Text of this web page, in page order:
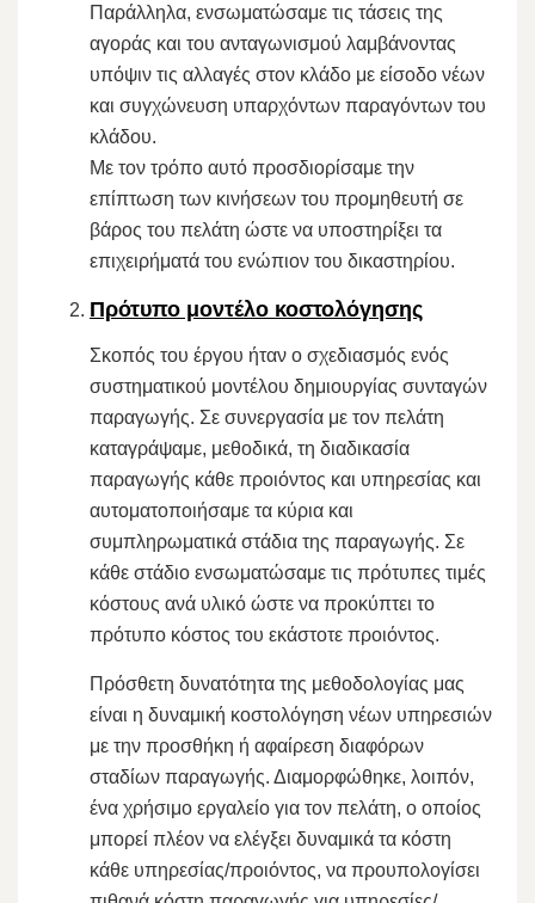
Παράλληλα, ενσωματώσαμε τις τάσεις της
αγοράς και του ανταγωνισμού λαμβάνοντας
υπόψιν τις αλλαγές στον κλάδο με είσοδο νέων
και συγχώνευση υπαρχόντων παραγόντων του
κλάδου.
Με τον τρόπο αυτό προσδιορίσαμε την
επίπτωση των κινήσεων του προμηθευτή σε
βάρος του πελάτη ώστε να υποστηρίξει τα
επιχειρήματά του ενώπιον του δικαστηρίου.
Πρότυπο μοντέλο κοστολόγησης
Σκοπός του έργου ήταν ο σχεδιασμός ενός
συστηματικού μοντέλου δημιουργίας συνταγών
παραγωγής. Σε συνεργασία με τον πελάτη
καταγράψαμε, μεθοδικά, τη διαδικασία
παραγωγής κάθε προιόντος και υπηρεσίας και
αυτοματοποιήσαμε τα κύρια και
συμπληρωματικά στάδια της παραγωγής. Σε
κάθε στάδιο ενσωματώσαμε τις πρότυπες τιμές
κόστους ανά υλικό ώστε να προκύπτει το
πρότυπο κόστος του εκάστοτε προιόντος.
Πρόσθετη δυνατότητα της μεθοδολογίας μας
είναι η δυναμική κοστολόγηση νέων υπηρεσιών
με την προσθήκη ή αφαίρεση διαφόρων
σταδίων παραγωγής. Διαμορφώθηκε, λοιπόν,
ένα χρήσιμο εργαλείο για τον πελάτη, ο οποίος
μπορεί πλέον να ελέγξει δυναμικά τα κόστη
κάθε υπηρεσίας/προιόντος, να προυπολογίσει